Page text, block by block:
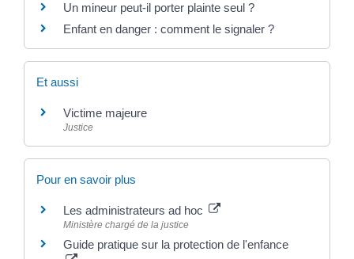
Un mineur peut-il porter plainte seul ?
Enfant en danger : comment le signaler ?
Et aussi
Victime majeure
Justice
Pour en savoir plus
Les administrateurs ad hoc
Ministère chargé de la justice
Guide pratique sur la protection de l'enfance